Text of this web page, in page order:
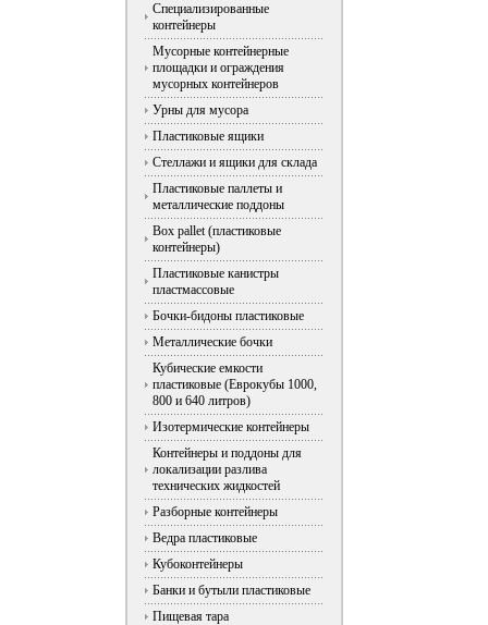
Специализированные
контейнеры
Мусорные контейнерные
площадки и ограждения
мусорных контейнеров
Урны для мусора
Пластиковые ящики
Стеллажи и ящики для склада
Пластиковые паллеты и
металлические поддоны
Box pallet (пластиковые
контейнеры)
Пластиковые канистры
пластмассовые
Бочки-бидоны пластиковые
Металлические бочки
Кубические емкости
пластиковые (Еврокубы 1000,
800 и 640 литров)
Изотермические контейнеры
Контейнеры и поддоны для
локализации разлива
технических жидкостей
Разборные контейнеры
Ведра пластиковые
Кубоконтейнеры
Банки и бутыли пластиковые
Пищевая тара